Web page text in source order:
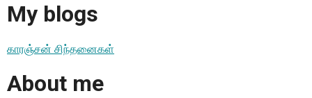
My blogs
காரஞ்சன் சிந்தனைகள்
About me